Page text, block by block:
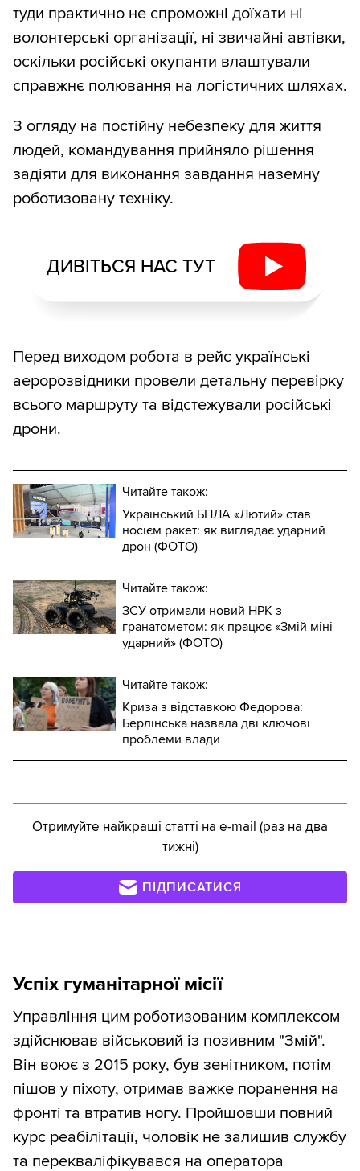
туди практично не спроможні доїхати ні
волонтерські організації, ні звичайні автівки,
оскільки російські окупанти влаштували
справжнє полювання на логістичних шляхах.
З огляду на постійну небезпеку для життя
людей, командування прийняло рішення
задіяти для виконання завдання наземну
роботизовану техніку.
ДИВІТЬСЯ НАС ТУТ
Перед виходом робота в рейс українські
аеророзвідники провели детальну перевірку
всього маршруту та відстежували російські
дрони.
Читайте також:
Український БПЛА «Лютий» став
носієм ракет: як виглядає ударний
дрон (ФОТО)
Читайте також:
ЗСУ отримали новий НРК з
гранатометом: як працює «Змій міні
ударний» (ФОТО)
Читайте також:
Криза з відставкою Федорова:
Берлінська назвала дві ключові
проблеми влади
Отримуйте найкращі статті на e-mail (раз на два
тижні)
ПІДПИСАТИСЯ
Успіх гуманітарної місії
Управління цим роботизованим комплексом
здійснював військовий із позивним "Змій".
Він воює з 2015 року, був зенітником, потім
пішов у піхоту, отримав важке поранення на
фронті та втратив ногу. Пройшовши повний
курс реабілітації, чоловік не залишив службу
та перекваліфікувався на оператора